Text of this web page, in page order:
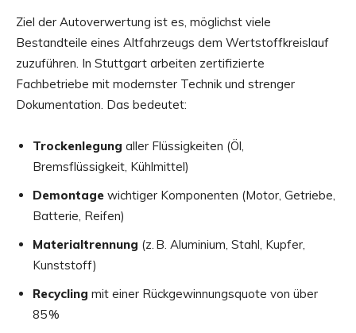
Ziel der Autoverwertung ist es, möglichst viele
Bestandteile eines Altfahrzeugs dem Wertstoffkreislauf
zuzuführen. In Stuttgart arbeiten zertifizierte
Fachbetriebe mit modernster Technik und strenger
Dokumentation. Das bedeutet:
Trockenlegung aller Flüssigkeiten (Öl,
Bremsflüssigkeit, Kühlmittel)
Demontage wichtiger Komponenten (Motor, Getriebe,
Batterie, Reifen)
Materialtrennung (z. B. Aluminium, Stahl, Kupfer,
Kunststoff)
Recycling mit einer Rückgewinnungsquote von über
85 %